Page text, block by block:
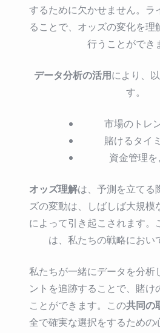
するために欠かせません。ラ
ることで、オッズの変化を理
行うことができ
データ分析の活用により、
す。
市場のトレ
賭けるタイ
資金管理
オッズ理解は、予測を立てる
ズの変動は、しばしば大規模
によって引き起こされます。
は、私たちの戦略におい
私たちが一緒にデータを分析
ントを追跡することで、賭け
ことができます。この共同の
全で確実な選択をするための